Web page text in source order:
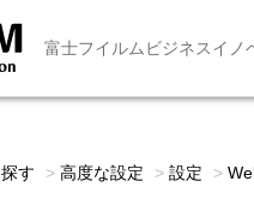
富士フイルムビジネスイノ
す > 高度な設定 > 設定 >